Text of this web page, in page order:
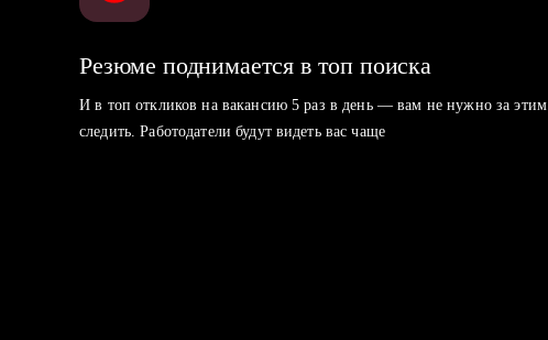
Резюме поднимается в топ поиска
И в топ откликов на вакансию 5 раз в день — вам не нужно за этим
следить. Работодатели будут видеть вас чаще